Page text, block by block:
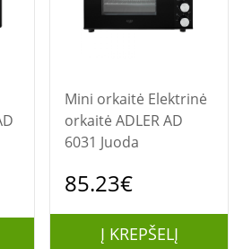
Mini orkaitė Elektrinė
orkaitė ADLER AD
6031 Juoda
85.23€
Į KREPŠELĮ